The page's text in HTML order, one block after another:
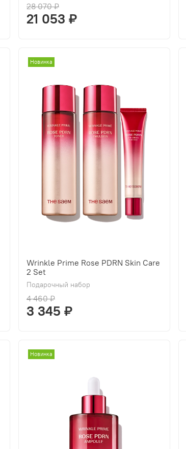
28 070 ₽
21 053 ₽
Новинка
Wrinkle Prime Rose PDRN Skin Care
2 Set
Подарочный набор
4 460 ₽
3 345 ₽
Новинка